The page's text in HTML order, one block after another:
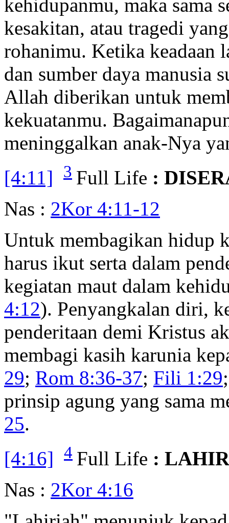
kehidupanmu, maka sama
kesakitan, atau tragedi
rohanimu. Ketika keadaan
dan sumber daya manusia
Allah diberikan untuk
kekuatanmu.
meninggalkan anak-Nya
[4:11]
3 Full Life :
Nas : 2Kor 4:11-12
Untuk membagikan hidup
harus ikut serta dalam
kegiatan maut dalam
4:12). Penyangkalan diri,
penderitaan demi Kristus
membagi kasih karunia
29; Rom 8:36-37; Fili 1:29
prinsip agung yang sama
25.
[4:16]
4 Full Life :
Nas : 2Kor 4:16